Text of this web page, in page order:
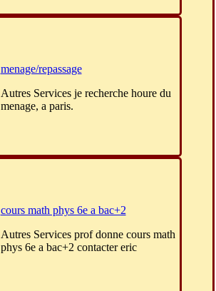
menage/repassage
Autres Services je recherche houre du
menage, a paris.
cours math phys 6e a bac+2
Autres Services prof donne cours math
phys 6e a bac+2 contacter eric